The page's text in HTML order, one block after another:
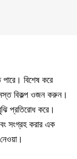
পারে। বিশেষ করে
বিকল্প ওজন করুন।
প্রতিরোধ করে।
সংগ্রহ করার এক